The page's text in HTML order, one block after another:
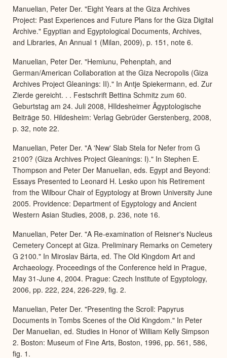
Manuelian, Peter Der. "Eight Years at the Giza Archives
Project: Past Experiences and Future Plans for the Giza Digital
Archive." Egyptian and Egyptological Documents, Archives,
and Libraries, An Annual 1 (Milan, 2009), p. 151, note 6.
Manuelian, Peter Der. "Hemiunu, Pehenptah, and
German/American Collaboration at the Giza Necropolis (Giza
Archives Project Gleanings: II)." In Antje Spiekermann, ed. Zur
Zierde gereicht. . . Festschrift Bettina Schmitz zum 60.
Geburtstag am 24. Juli 2008, HIldesheimer Ägyptologische
Beiträge 50. Hildesheim: Verlag Gebrüder Gerstenberg, 2008,
p. 32, note 22.
Manuelian, Peter Der. "A 'New' Slab Stela for Nefer from G
2100? (Giza Archives Project Gleanings: I)." In Stephen E.
Thompson and Peter Der Manuelian, eds. Egypt and Beyond:
Essays Presented to Leonard H. Lesko upon his Retirement
from the Wilbour Chair of Egyptology at Brown University June
2005. Providence: Department of Egyptology and Ancient
Western Asian Studies, 2008, p. 236, note 16.
Manuelian, Peter Der. "A Re-examination of Reisner's Nucleus
Cemetery Concept at Giza. Preliminary Remarks on Cemetery
G 2100." In Miroslav Bárta, ed. The Old Kingdom Art and
Archaeology. Proceedings of the Conference held in Prague,
May 31-June 4, 2004. Prague: Czech Institute of Egyptology,
2006, pp. 222, 224, 226-229, fig. 2.
Manuelian, Peter Der. "Presenting the Scroll: Papyrus
Documents in Tombs Scenes of the Old Kingdom." In Peter
Der Manuelian, ed. Studies in Honor of William Kelly Simpson
2. Boston: Museum of Fine Arts, Boston, 1996, pp. 561, 586,
fig. 1.